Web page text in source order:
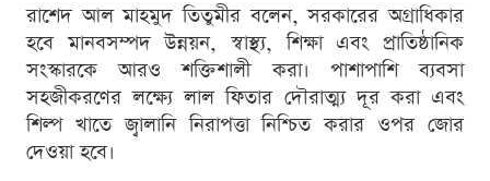
রাশেদ আল মাহমুদ তিতুমীর বলেন, সরকারের অগ্রাধিকার
হবে মানবসম্পদ উন্নয়ন, স্বাস্থ্য, শিক্ষা এবং প্রাতিষ্ঠানিক
সংস্কারকে আরও শক্তিশালী করা। পাশাপাশি ব্যবসা
সহজীকরণের লক্ষ্যে লাল ফিতার দৌরাত্ম্য দূর করা এবং
শিল্প খাতে জ্বালানি নিরাপত্তা নিশ্চিত করার ওপর জোর
দেওয়া হবে।